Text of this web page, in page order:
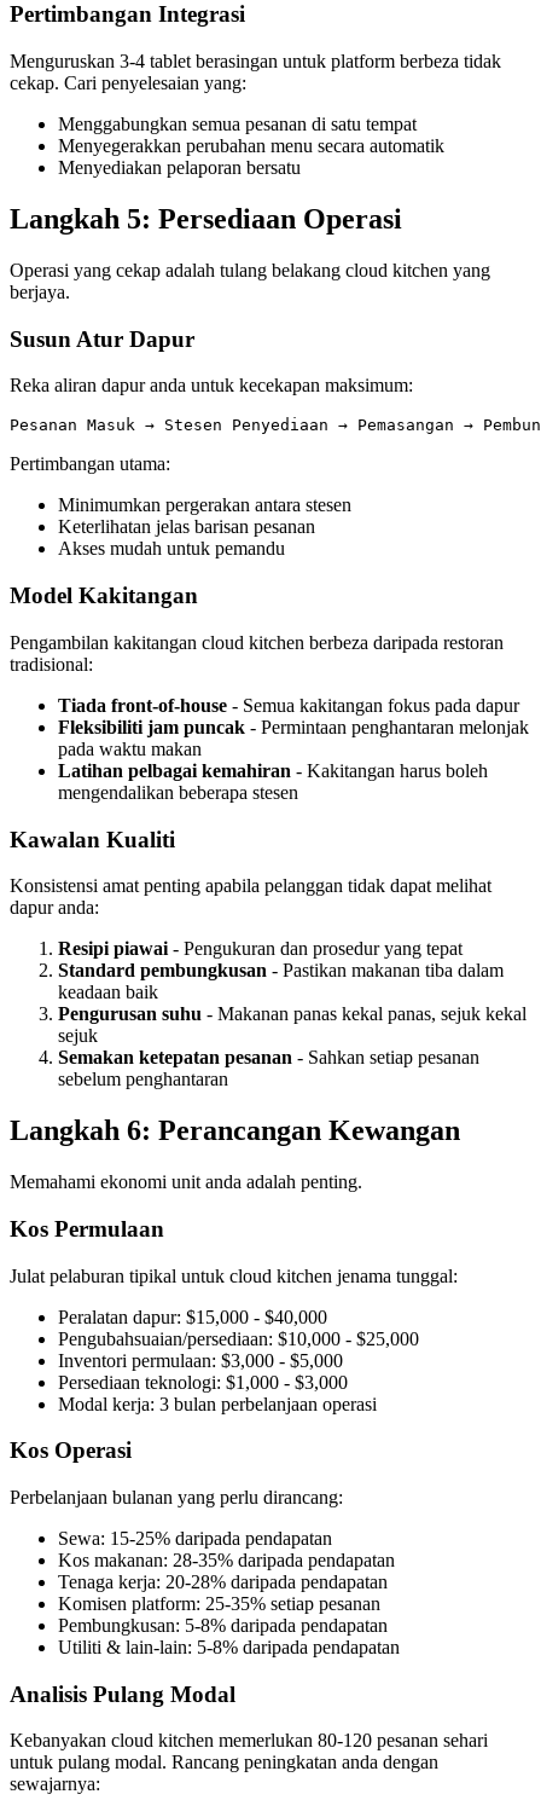
Pertimbangan Integrasi
Menguruskan 3-4 tablet berasingan untuk platform berbeza tidak
cekap. Cari penyelesaian yang:
Menggabungkan semua pesanan di satu tempat
Menyegerakkan perubahan menu secara automatik
Menyediakan pelaporan bersatu
Langkah 5: Persediaan Operasi
Operasi yang cekap adalah tulang belakang cloud kitchen yang
berjaya.
Susun Atur Dapur
Reka aliran dapur anda untuk kecekapan maksimum:
Pesanan Masuk → Stesen Penyediaan → Pemasangan →
Pertimbangan utama:
Minimumkan pergerakan antara stesen
Keterlihatan jelas barisan pesanan
Akses mudah untuk pemandu
Model Kakitangan
Pengambilan kakitangan cloud kitchen berbeza daripada restoran
tradisional:
Tiada front-of-house - Semua kakitangan fokus pada dapur
Fleksibiliti jam puncak - Permintaan penghantaran melonjak
pada waktu makan
Latihan pelbagai kemahiran - Kakitangan harus boleh
mengendalikan beberapa stesen
Kawalan Kualiti
Konsistensi amat penting apabila pelanggan tidak dapat melihat
dapur anda:
Resipi piawai - Pengukuran dan prosedur yang tepat
Standard pembungkusan - Pastikan makanan tiba dalam
keadaan baik
Pengurusan suhu - Makanan panas kekal panas, sejuk kekal
sejuk
Semakan ketepatan pesanan - Sahkan setiap pesanan
sebelum penghantaran
Langkah 6: Perancangan Kewangan
Memahami ekonomi unit anda adalah penting.
Kos Permulaan
Julat pelaburan tipikal untuk cloud kitchen jenama tunggal:
Peralatan dapur: $15,000 - $40,000
Pengubahsuaian/persediaan: $10,000 - $25,000
Inventori permulaan: $3,000 - $5,000
Persediaan teknologi: $1,000 - $3,000
Modal kerja: 3 bulan perbelanjaan operasi
Kos Operasi
Perbelanjaan bulanan yang perlu dirancang:
Sewa: 15-25% daripada pendapatan
Kos makanan: 28-35% daripada pendapatan
Tenaga kerja: 20-28% daripada pendapatan
Komisen platform: 25-35% setiap pesanan
Pembungkusan: 5-8% daripada pendapatan
Utiliti & lain-lain: 5-8% daripada pendapatan
Analisis Pulang Modal
Kebanyakan cloud kitchen memerlukan 80-120 pesanan sehari
untuk pulang modal. Rancang peningkatan anda dengan
sewajarnya: